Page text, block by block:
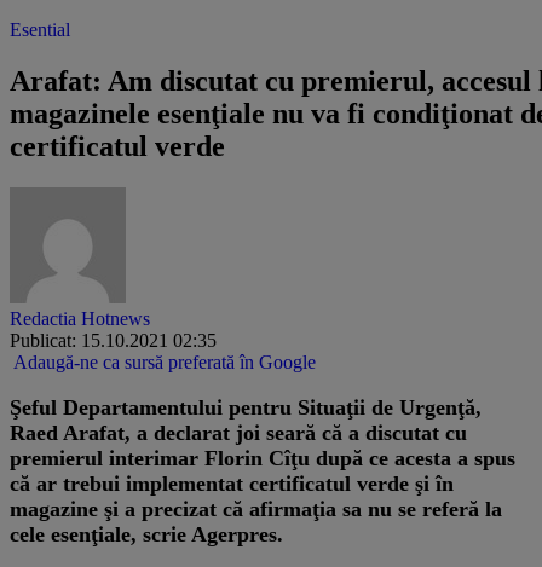
Esential
Arafat: Am discutat cu premierul, accesul
magazinele esenţiale nu va fi condiţionat
certificatul verde
Redactia Hotnews
Publicat: 15.10.2021 02:35
Adaugă-ne ca sursă preferată în Google
Şeful Departamentului pentru Situaţii de Urgenţă,
Raed Arafat, a declarat joi seară că a discutat cu
premierul interimar Florin Cîţu după ce acesta a spus
că ar trebui implementat certificatul verde şi în
magazine şi a precizat că afirmaţia sa nu se referă la
cele esenţiale, scrie Agerpres.